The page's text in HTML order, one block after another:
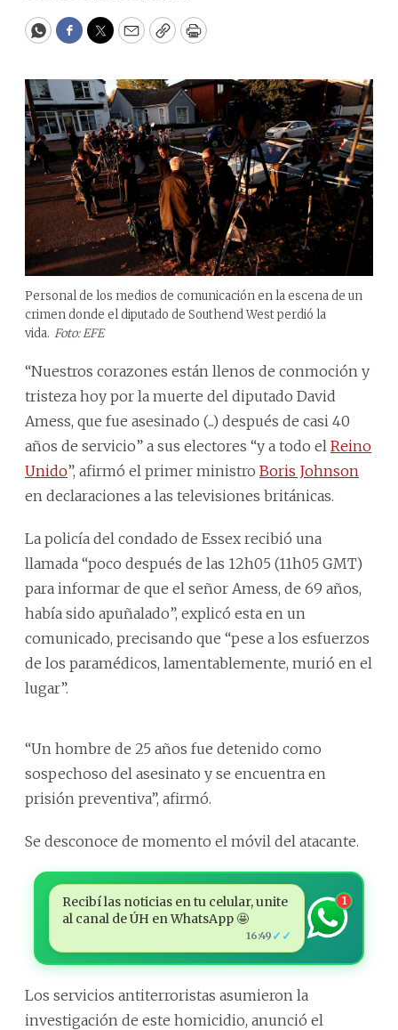
WhatsApp
Facebook
Twitter
EmailCopyPrint
Personal de los medios de comunicación en la escena de un
crimen donde el diputado de Southend West perdió la
vida. Foto: EFE
“Nuestros corazones están llenos de conmoción y
tristeza hoy por la muerte del diputado David
Amess, que fue asesinado (...) después de casi 40
años de servicio” a sus electores “y a todo el Reino
Unido”, afirmó el primer ministro Boris Johnson
en declaraciones a las televisiones británicas.
La policía del condado de Essex recibió una
llamada “poco después de las 12h05 (11h05 GMT)
para informar de que el señor Amess, de 69 años,
había sido apuñalado”, explicó esta en un
comunicado, precisando que “pese a los esfuerzos
de los paramédicos, lamentablemente, murió en el
lugar”.
“Un hombre de 25 años fue detenido como
sospechoso del asesinato y se encuentra en
prisión preventiva”, afirmó.
Se desconoce de momento el móvil del atacante.
Recibí las noticias en tu celular, unite
al canal de ÚH en WhatsApp 🤩
16:49 ✓✓
1
Los servicios antiterroristas asumieron la
investigación de este homicidio, anunció el